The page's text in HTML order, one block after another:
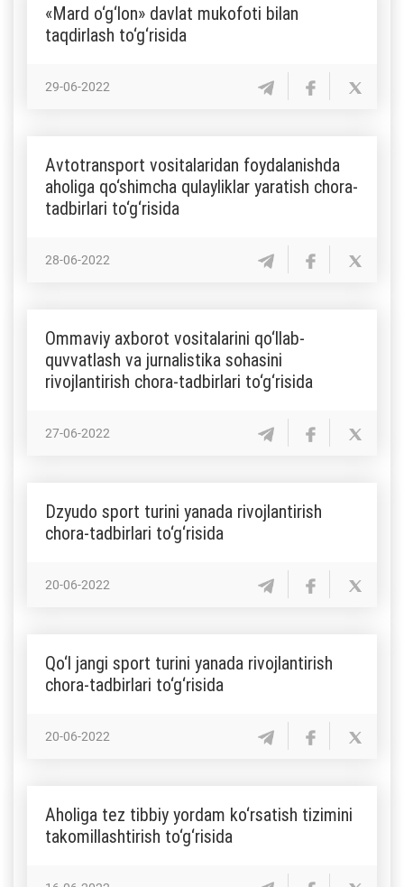
«Mard o‘g‘lon» davlat mukofoti bilan
taqdirlash to‘g‘risida
29-06-2022
Avtotransport vositalaridan foydalanishda
aholiga qo‘shimcha qulayliklar yaratish chora-
tadbirlari to‘g‘risida
28-06-2022
Ommaviy axborot vositalarini qo‘llab-
quvvatlash va jurnalistika sohasini
rivojlantirish chora-tadbirlari to‘g‘risida
27-06-2022
Dzyudo sport turini yanada rivojlantirish
chora-tadbirlari to‘g‘risida
20-06-2022
Qo‘l jangi sport turini yanada rivojlantirish
chora-tadbirlari to‘g‘risida
20-06-2022
Aholiga tez tibbiy yordam ko‘rsatish tizimini
takomillashtirish to‘g‘risida